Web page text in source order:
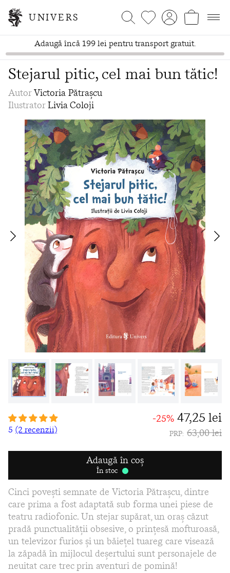
UNIVERS
Adaugă încă 199 lei pentru transport gratuit.
Stejarul pitic, cel mai bun tătic!
AutorVictoria Pătrașcu
IlustratorLivia Coloji
5 (2 recenzii)
-25% 47,25 lei
PRP: 63,00 lei
Adaugă în coș
În stoc
Cinci poveşti semnate de Victoria Pătraşcu, dintre
care prima a fost adaptată sub forma unei piese de
teatru radiofonic. Un stejar supărat, un oraş căzut
pradă punctualităţii obsesive, o prinţesă mofturoasă,
un televizor furios şi un băieţel tuareg care visează
la zăpadă în mijlocul deşertului sunt personajele de
neuitat care trec prin aventuri de pomină!